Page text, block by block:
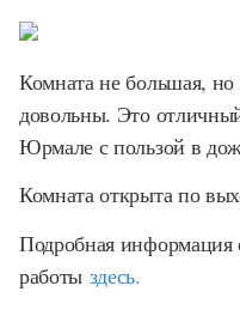
Комната не большая, но
довольны. Это
Юрмале с пользой в
Комната открыта по
Подробная информация
работы здесь.